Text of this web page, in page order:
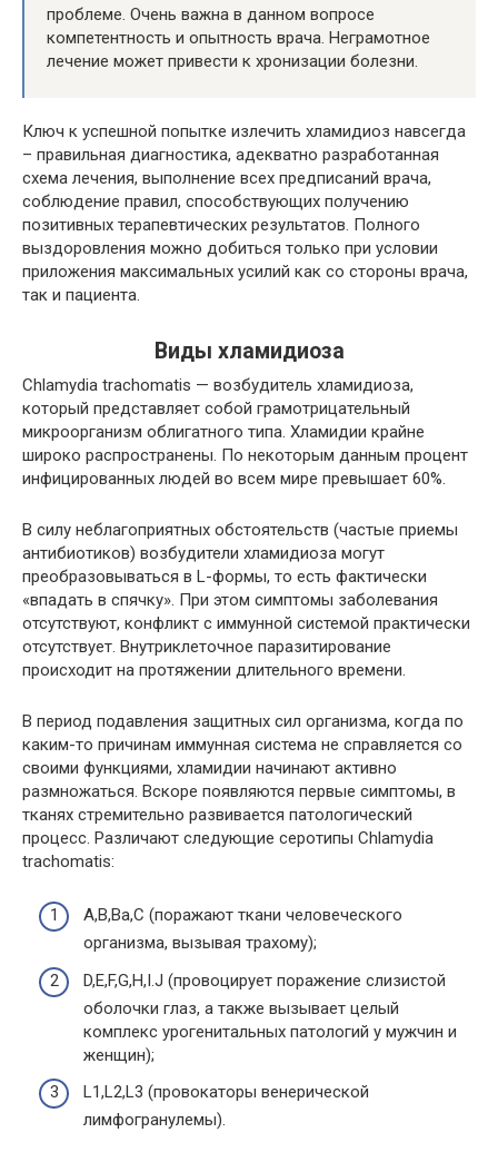
проблеме. Очень важна в данном вопросе
компетентность и опытность врача. Неграмотное
лечение может привести к хронизации болезни.
Ключ к успешной попытке излечить хламидиоз навсегда
– правильная диагностика, адекватно разработанная
схема лечения, выполнение всех предписаний врача,
соблюдение правил, способствующих получению
позитивных терапевтических результатов. Полного
выздоровления можно добиться только при условии
приложения максимальных усилий как со стороны врача,
так и пациента.
Виды хламидиоза
Chlamydia trachomatis — возбудитель хламидиоза,
который представляет собой грамотрицательный
микроорганизм облигатного типа. Хламидии крайне
широко распространены. По некоторым данным процент
инфицированных людей во всем мире превышает 60%.
В силу неблагоприятных обстоятельств (частые приемы
антибиотиков) возбудители хламидиоза могут
преобразовываться в L-формы, то есть фактически
«впадать в спячку». При этом симптомы заболевания
отсутствуют, конфликт с иммунной системой практически
отсутствует. Внутриклеточное паразитирование
происходит на протяжении длительного времени.
В период подавления защитных сил организма, когда по
каким-то причинам иммунная система не справляется со
своими функциями, хламидии начинают активно
размножаться. Вскоре появляются первые симптомы, в
тканях стремительно развивается патологический
процесс. Различают следующие серотипы Chlamydia
trachomatis:
A,B,Ba,C (поражают ткани человеческого
организма, вызывая трахому);
D,E,F,G,H,I.J (провоцирует поражение слизистой
оболочки глаз, а также вызывает целый
комплекс урогенитальных патологий у мужчин и
женщин);
L1,L2,L3 (провокаторы венерической
лимфогранулемы).